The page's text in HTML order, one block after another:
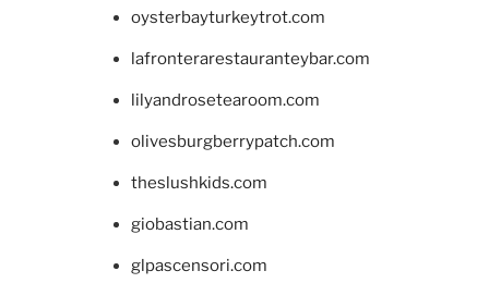
oysterbayturkeytrot.com
lafronterarestauranteybar.com
lilyandrosetearoom.com
olivesburgberrypatch.com
theslushkids.com
giobastian.com
glpascensori.com